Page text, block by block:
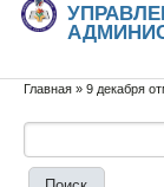
Вы здесь
Главная » 9 декабря